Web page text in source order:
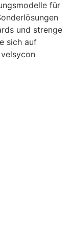
für
und strenge
sich auf